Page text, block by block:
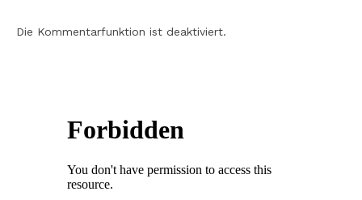
Die Kommentarfunktion ist deaktiviert.